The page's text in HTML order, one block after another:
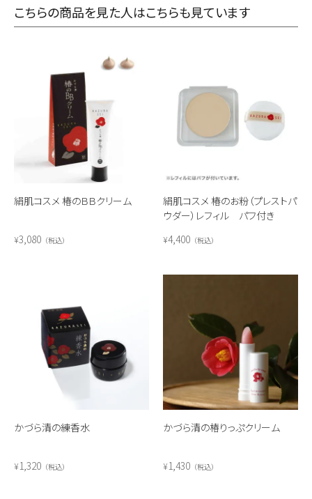
こちらの商品を見た人はこちらも見ています
絹肌コスメ 椿のＢＢクリーム
¥3,080 税込
絹肌コスメ 椿のお粉（プレストパ
ウダー）レフィル パフ付き
¥4,400 税込
かづら清の練香水
¥1,320 税込
かづら清の椿りっぷクリーム
¥1,430 税込